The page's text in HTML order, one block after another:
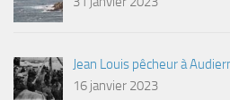
Jean Louis pêcheur à
16 janvier 2023